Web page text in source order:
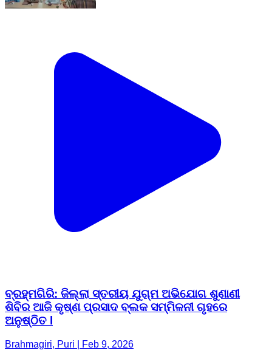
ବ୍ରହ୍ମଗିରି: ଜିଲ୍ଲା ସ୍ତରୀୟ ଯୁଗ୍ମ ଅଭିଯୋଗ ଶୁଣାଣୀ
ଶିବିର ଆଜି କୃଷ୍ଣ ପ୍ରସାଦ ବ୍ଲକ ସମ୍ମିଳନୀ ଗୃହରେ
ଅନୁଷ୍ଠିତ l
Brahmagiri, Puri | Feb 9, 2026